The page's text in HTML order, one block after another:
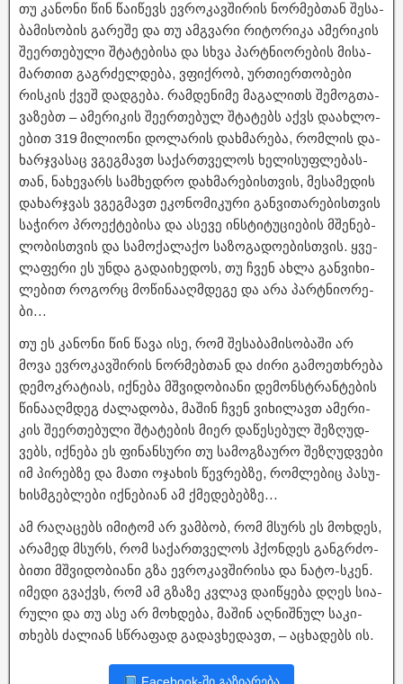
თუ კა­ნო­ნი წინ წა­ი­წევს ევ­რო­კავ­ში­რის ნორ­მებ­თან შე­სა­
ბა­მი­სო­ბის გა­რე­შე და თუ ამ­გვა­რი რი­ტო­რი­კა ამე­რი­კის
შე­ერ­თე­ბუ­ლი შტა­ტე­ბი­სა და სხვა პარტნი­ო­რე­ბის მი­სა­
მარ­თით გაგ­რძელ­დე­ბა, ვფიქ­რობ, ურ­თი­ერ­თო­ბე­ბი
რის­კის ქვეშ დად­გე­ბა. რამ­დე­ნი­მე მა­გა­ლითს შე­მოგ­თა­
ვა­ზებთ – ამე­რი­კის შე­ერ­თე­ბულ შტა­ტებს აქვს და­ახ­ლო­
ე­ბით 319 მი­ლი­ო­ნი დო­ლა­რის დახ­მა­რე­ბა, რომ­ლის და­
ხარ­ჯვა­საც ვგეგ­მავთ სა­ქარ­თვე­ლოს ხე­ლი­სუფ­ლე­ბას­
თან, ნა­ხე­ვარს სამ­ხედ­რო დახ­მა­რე­ბის­თვის, მე­სა­მე­დის
და­ხარ­ჯვას ვგეგ­მავთ ეკო­ნო­მი­კუ­რი გან­ვი­თა­რე­ბის­თვის
სა­ჭი­რო პრო­ექ­ტე­ბი­სა და ასე­ვე ინ­სტი­ტუ­ცი­ე­ბის მშე­ნებ­
ლო­ბის­თვის და სა­მო­ქა­ლა­ქო სა­ზო­გა­დო­ე­ბის­თვის. ყვე­
ლა­ფე­რი ეს უნდა გა­და­ი­ხე­დოს, თუ ჩვენ ახლა გან­ვი­ხი­
ლე­ბით რო­გორც მო­წი­ნა­აღ­მდე­გე და არა პარტნი­ო­რე­
ბი…
თუ ეს კა­ნო­ნი წინ წავა ისე, რომ შე­სა­ბა­მი­სო­ბა­ში არ
მოვა ევ­რო­კავ­ში­რის ნორ­მებ­თან და ძირი გა­მო­ე­თხრე­ბა
დე­მოკ­რა­ტი­ას, იქ­ნე­ბა მშვი­დო­ბი­ა­ნი დე­მონ­სტრან­ტე­ბის
წი­ნა­აღ­მდეგ ძა­ლა­დო­ბა, მა­შინ ჩვენ ვი­ხი­ლავთ ამე­რი­
კის შე­ერ­თე­ბუ­ლი შტა­ტე­ბის მიერ და­წე­სე­ბულ შე­ზღუდ­
ვებს, იქ­ნე­ბა ეს ფი­ნან­სუ­რი თუ სა­მოგ­ზა­უ­რო შე­ზღუდ­ვე­ბი
იმ პი­რებ­ზე და მათი ოჯა­ხის წევ­რებ­ზე, რომ­ლე­ბიც პა­სუ­
ხის­მგებ­ლე­ბი იქ­ნე­ბი­ან ამ ქმე­დე­ბებ­ზე…
ამ რა­ღა­ცებს იმი­ტომ არ ვამ­ბობ, რომ მსურს ეს მოხ­დეს,
არა­მედ მსურს, რომ სა­ქარ­თვე­ლოს ჰქონ­დეს გან­გრძო­
ბი­თი მშვი­დო­ბი­ა­ნი გზა ევ­რო­კავ­ში­რი­სა და ნა­ტო-ს­კენ.
იმე­დი გვაქვს, რომ ამ გზა­ზე კვლავ და­ი­წყე­ბა დღეს სი­ა­
რუ­ლი და თუ ასე არ მოხ­დე­ბა, მა­შინ აღ­ნიშ­ნულ სა­კი­
თხებს ძა­ლი­ან სწრა­ფად გა­დავ­ხე­დავთ, – აცხა­დებს ის.